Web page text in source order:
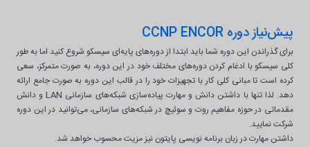
پیش‌نیاز دوره CCNP ENCOR
برای گذراندن این دوره شما باید ابتدا از دوره‌های پایه‌ای سیسکو شروع کنید اما به طور
کلی سیسکو با ادغام کردن دوره‌های مختلف خود در این دوره، به صورت متمرکز، سعی
کرده است تا مبانی کلی کار با تجهیزات خود را در قالب این دوره به صورت جامع ارائه
دهد. لذا تنها با داشتن دانش و مهارت پیاده‌سازی شبکه‌های سازمانی LAN و دانش
مقدماتی در حوزه مفاهیم روت و سوئیچ در شبکه‌های سازمانی، می‌توانید در این دوره
شرکت نمایید.
داشتن مهارت در زبان برنامه نویسی پایتون نیز مزیت محسوب خواهد شد.